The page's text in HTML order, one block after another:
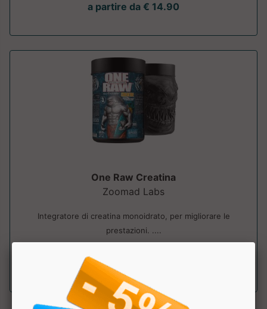
a partire da € 14.90
One Raw Creatina
Zoomad Labs
Integratore di creatina monoidrato, per migliorare le
prestazioni. ....
a partire da € 24.90